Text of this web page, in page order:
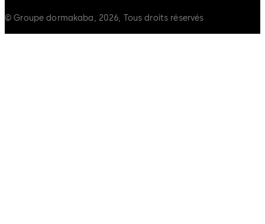
© Groupe dormakaba, 2026, Tous droits réservés